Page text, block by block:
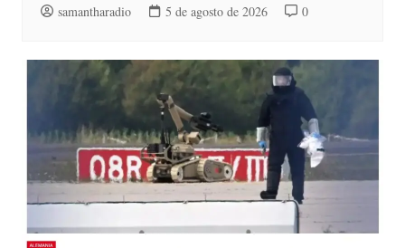
samantharadio 5 de agosto de 2026 0